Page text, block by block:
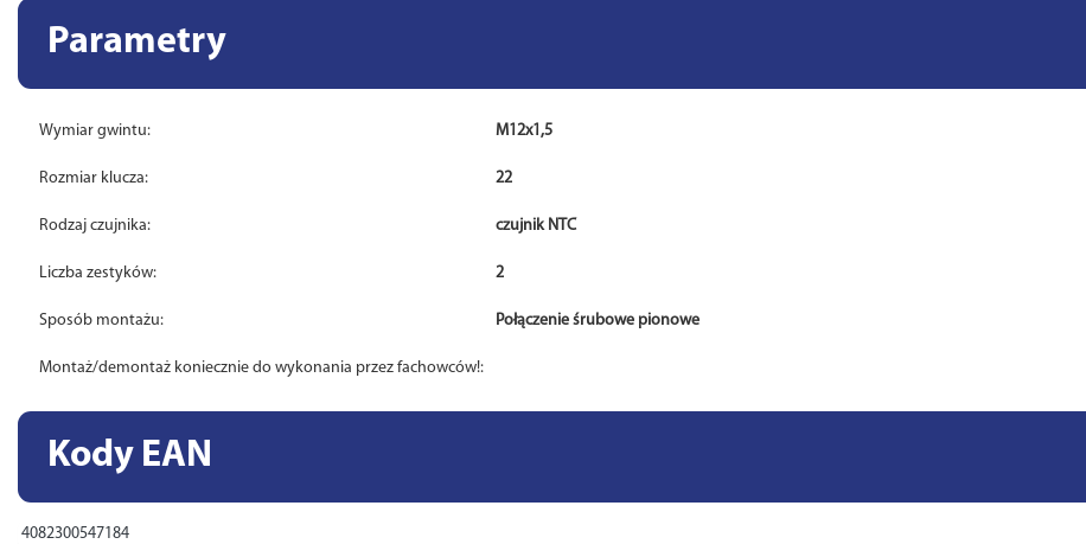
Parametry
Wymiar gwintu: M12x1,5
Rozmiar klucza: 22
Rodzaj czujnika: czujnik NTC
Liczba zestyków: 2
Sposób montażu: Połączenie śrubowe pionowe
Montaż/demontaż koniecznie do wykonania przez fachowców!:
Kody EAN
4082300547184